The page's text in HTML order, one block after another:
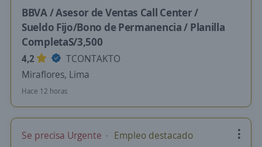
BBVA / Asesor de Ventas Call Center /
Sueldo Fijo/Bono de Permanencia / Planilla
CompletaS/3,500
4,2
TCONTAKTO
Miraflores, Lima
Hace 12 horas
Se precisa Urgente Empleo destacado